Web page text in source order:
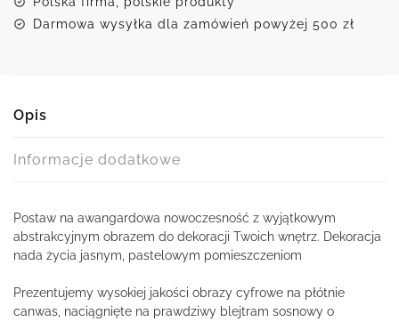
Darmowa wysyłka dla zamówień powyżej 500 zł
Opis
Informacje dodatkowe
Postaw na awangardowa nowoczesność z wyjątkowym
abstrakcyjnym obrazem do dekoracji Twoich wnętrz. Dekoracja
nada życia jasnym, pastelowym pomieszczeniom
Prezentujemy wysokiej jakości obrazy cyfrowe na płótnie
canwas, naciągnięte na prawdziwy blejtram sosnowy o